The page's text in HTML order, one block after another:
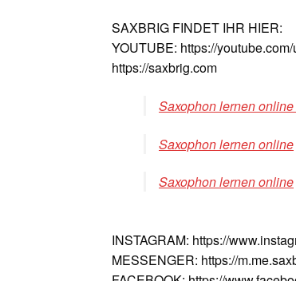
SAXBRIG FINDET IHR HIER:
YOUTUBE: https://
https://saxbrig.com
Saxophon lernen
Saxophon lernen online
Saxophon lernen online
INSTAGRAM: https://
MESSENGER: https://